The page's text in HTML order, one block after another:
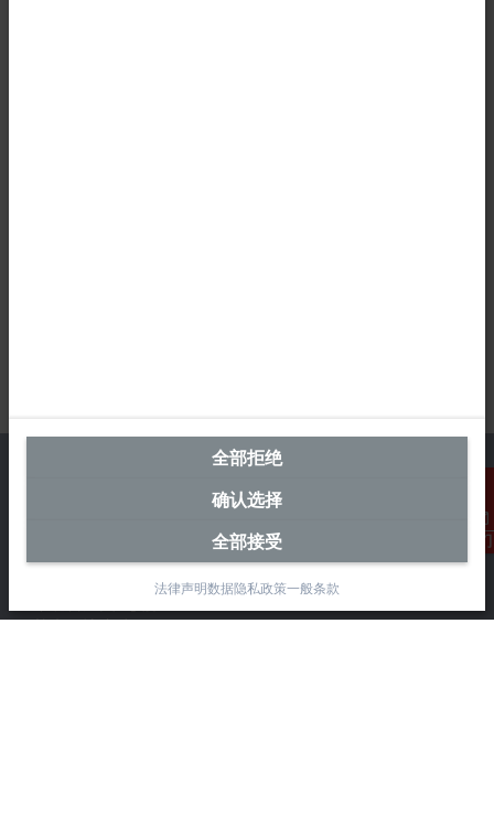
联系我们
毕孚自动化设备贸易(上海)有限公司
市北智汇园4号楼
静安区汶水路 299 弄 9-10 号
全部拒绝
确认选择
全部接受
法律声明数据隐私政策一般条款